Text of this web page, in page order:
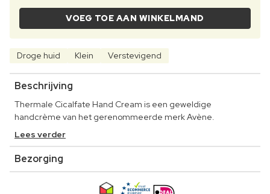
VOEG TOE AAN WINKELMAND
Droge huid Klein Verstevigend
Beschrijving
Thermale Cicalfate Hand Cream is een geweldige
handcrème van het gerenommeerde merk Avène.
Lees verder
Bezorging